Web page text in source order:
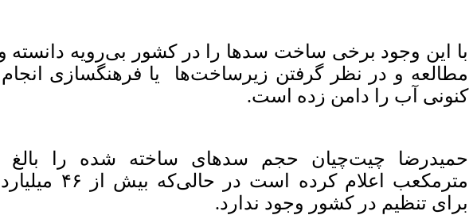
با این وجود برخی ساخت سد‌ها را در کشور بی‌رویه دانسته
مطالعه و در نظر گرفتن زیرساخت‌ها یا فرهنگسازی
کنونی آب را دامن زده است.
مترمکعب اعلام
برای تنظیم در کشور وجود ندارد.